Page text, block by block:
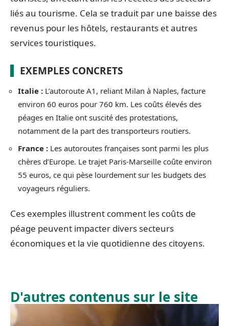
liés au tourisme. Cela se traduit par une baisse des
revenus pour les hôtels, restaurants et autres
services touristiques.
EXEMPLES CONCRETS
Italie : L’autoroute A1, reliant Milan à Naples, facture
environ 60 euros pour 760 km. Les coûts élevés des
péages en Italie ont suscité des protestations,
notamment de la part des transporteurs routiers.
France : Les autoroutes françaises sont parmi les plus
chères d’Europe. Le trajet Paris-Marseille coûte environ
55 euros, ce qui pèse lourdement sur les budgets des
voyageurs réguliers.
Ces exemples illustrent comment les coûts de
péage peuvent impacter divers secteurs
économiques et la vie quotidienne des citoyens.
D'autres contenus sur le site